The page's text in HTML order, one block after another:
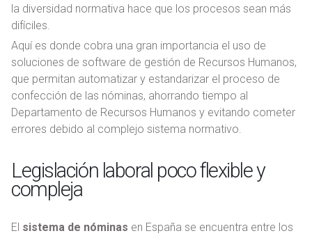
la diversidad normativa hace que los procesos sean más
difíciles.
Aquí es donde cobra una gran importancia el uso de
soluciones de software de gestión de Recursos Humanos,
que permitan automatizar y estandarizar el proceso de
confección de las nóminas, ahorrando tiempo al
Departamento de Recursos Humanos y evitando cometer
errores debido al complejo sistema normativo.
Legislación laboral poco flexible y
compleja
El sistema de nóminas en España se encuentra entre los